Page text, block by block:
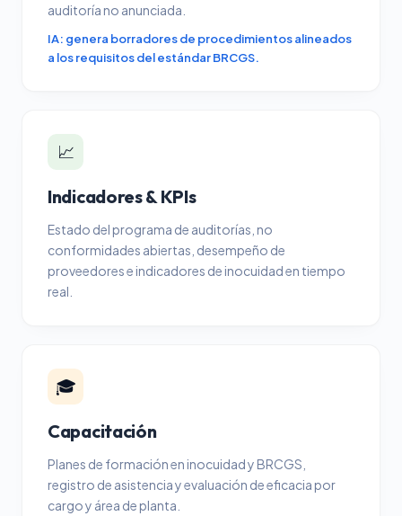
auditoría no anunciada.
IA: genera borradores de procedimientos alineados
a los requisitos del estándar BRCGS.
📈
Indicadores & KPIs
Estado del programa de auditorías, no
conformidades abiertas, desempeño de
proveedores e indicadores de inocuidad en tiempo
real.
🎓
Capacitación
Planes de formación en inocuidad y BRCGS,
registro de asistencia y evaluación de eficacia por
cargo y área de planta.